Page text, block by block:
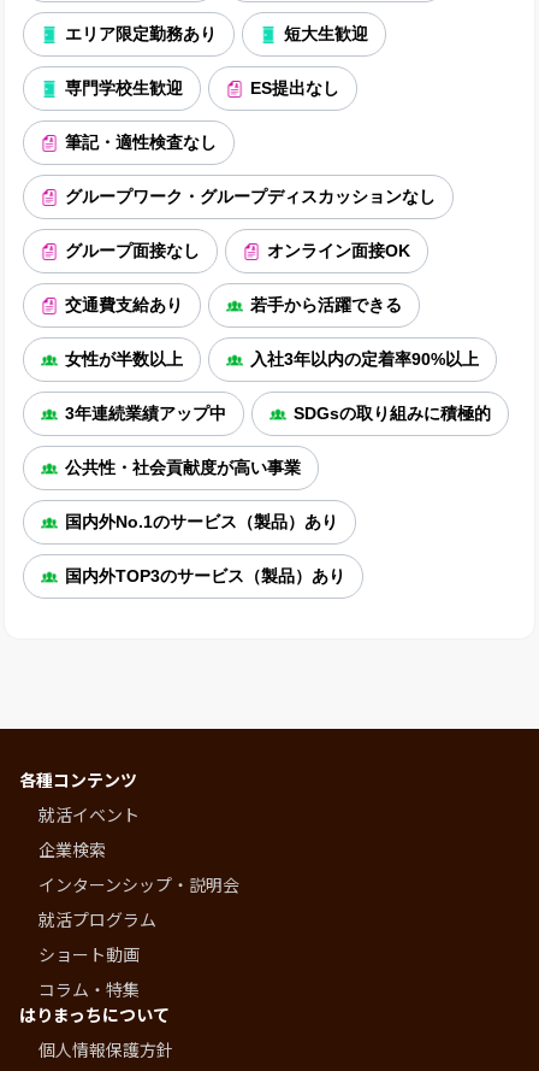
エリア限定勤務あり 短大生歓迎
専門学校生歓迎 ES提出なし
筆記・適性検査なし
グループワーク・グループディスカッションなし
グループ面接なし オンライン面接OK
交通費支給あり 若手から活躍できる
女性が半数以上 入社3年以内の定着率90%以上
3年連続業績アップ中 SDGsの取り組みに積極的
公共性・社会貢献度が高い事業
国内外No.1のサービス（製品）あり
国内外TOP3のサービス（製品）あり
各種コンテンツ
就活イベント
企業検索
インターンシップ・説明会
就活プログラム
ショート動画
コラム・特集
はりまっちについて
個人情報保護方針